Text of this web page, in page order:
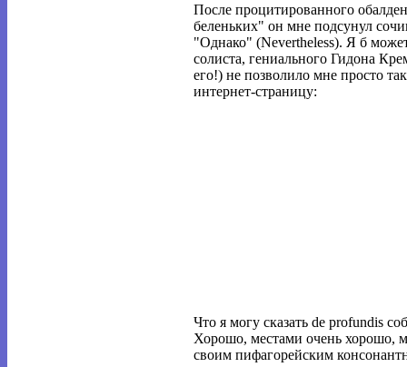
После процитированного
беленьких" он мне подсунул
"Однако" (Nevertheless). Я б
солиста, гениального Гидона
его!) не позволило мне просто
интернет-страницу:
Что я могу сказать de profundis
Хорошо, местами очень хорошо,
своим пифагорейским